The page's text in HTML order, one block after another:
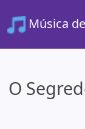
Música
O